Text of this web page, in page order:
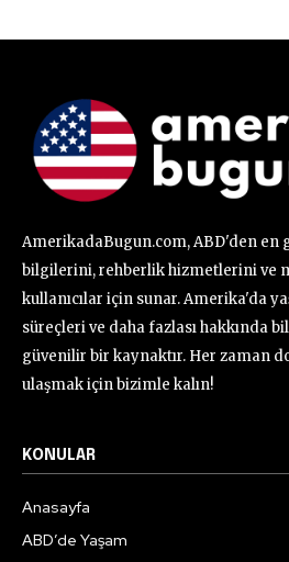
AmerikadaBugun.com, ABD'den en
bilgilerini, rehberlik hizmetlerini ve
kullanıcılar için sunar. Amerika'da
süreçleri ve daha fazlası hakkında
güvenilir bir kaynaktır. Her zaman
ulaşmak için bizimle kalın!
KONULAR
Anasayfa
ABD’de Yaşam